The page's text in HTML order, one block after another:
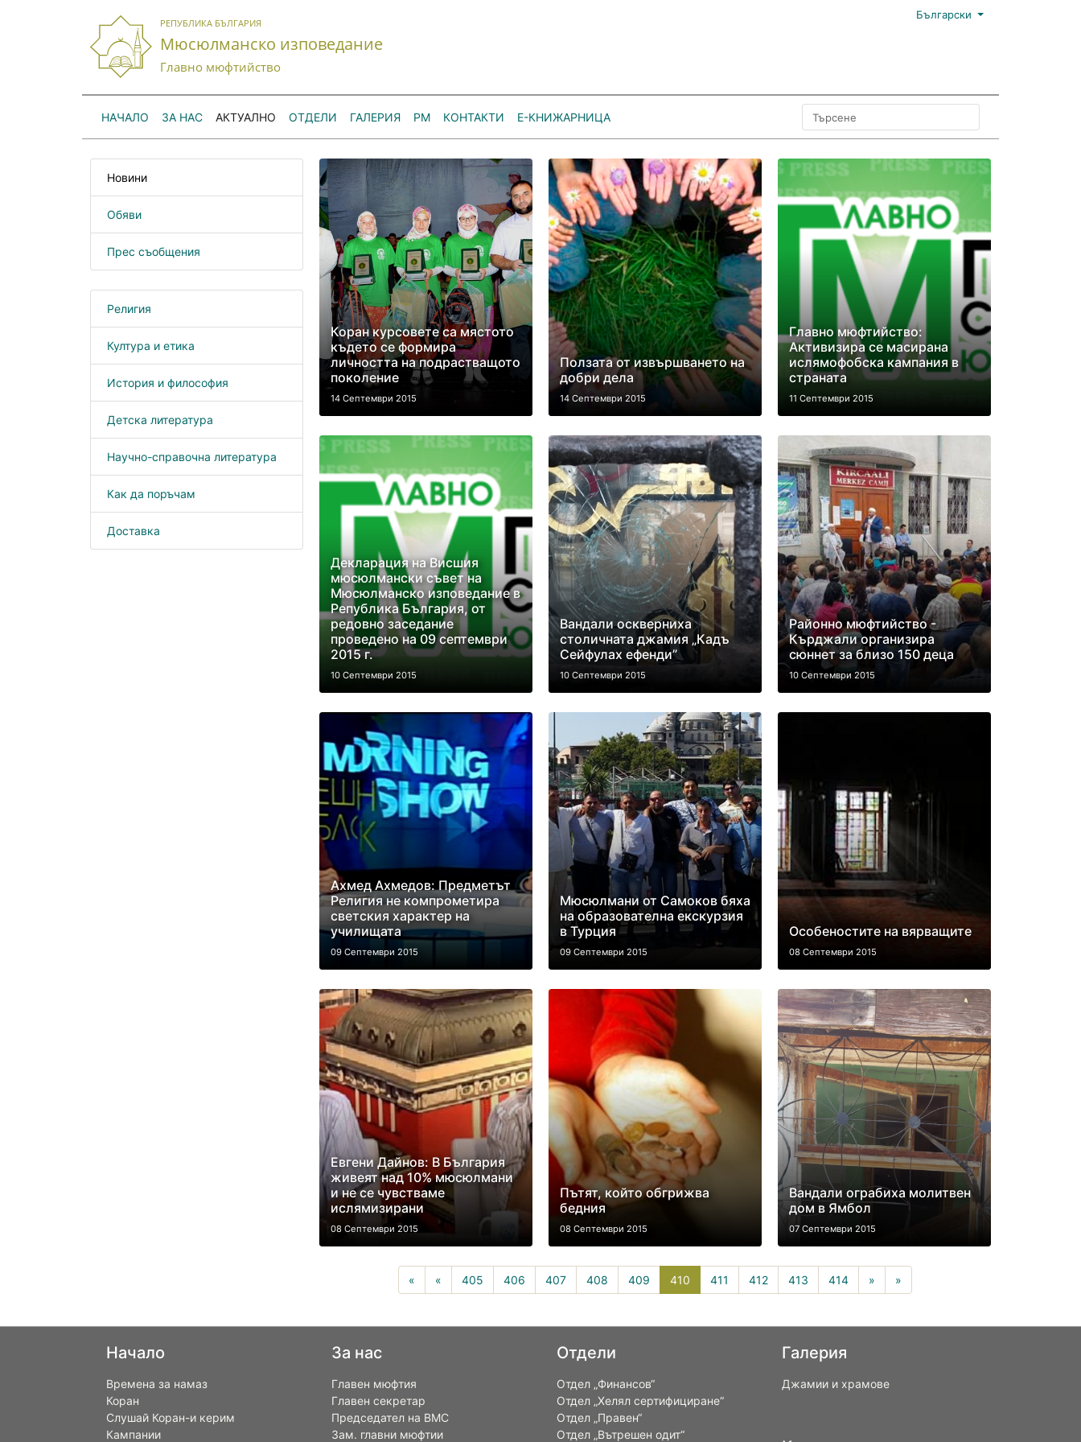
РЕПУБЛИКА БЪЛГАРИЯ
Мюсюлманско изповедание
Главно мюфтийство
Български
НАЧАЛО ЗА НАС АКТУАЛНО ОТДЕЛИ ГАЛЕРИЯ РМ КОНТАКТИ Е-КНИЖАРНИЦА
Новини
Обяви
Прес съобщения
Религия
Култура и етика
История и философия
Детска литература
Научно-справочна литература
Как да поръчам
Доставка
Коран курсовете са мястото
където се формира
личността на подрастващото
поколение
14 Септември 2015
Ползата от извършването на
добри дела
14 Септември 2015
Главно мюфтийство:
Активизира се масирана
ислямофобска кампания в
страната
11 Септември 2015
Декларация на Висшия
мюсюлмански съвет на
Мюсюлманско изповедание в
Република България, от
редовно заседание
проведено на 09 септември
2015 г.
10 Септември 2015
Вандали оскверниха
столичната джамия „Кадъ
Сейфулах ефенди”
10 Септември 2015
Районно мюфтийство -
Кърджали организира
сюннет за близо 150 деца
10 Септември 2015
Ахмед Ахмедов: Предметът
Религия не компрометира
светския характер на
училищата
09 Септември 2015
Mюсюлмани от Самоков бяха
на образователна екскурзия
в Турция
09 Септември 2015
Особеностите на вярващите
08 Септември 2015
Евгени Дайнов: В България
живеят над 10% мюсюлмани
и не се чувстваме
ислямизирани
08 Септември 2015
Пътят, който обгрижва
бедния
08 Септември 2015
Вандали ограбиха молитвен
дом в Ямбол
07 Септември 2015
« « 405 406 407 408 409 410 410(current)
411 412 413 414 » »
Начало
Времена за намаз
Коран
Слушай Коран-и керим
Кампании
За нас
Главен мюфтия
Главен секретар
Председател на ВМС
Зам. главни мюфтии
Отдели
Отдел „Финансов“
Отдел „Хелял сертифициране“
Отдел „Правен“
Отдел „Вътрешен одит“
Галерия
Джамии и храмове